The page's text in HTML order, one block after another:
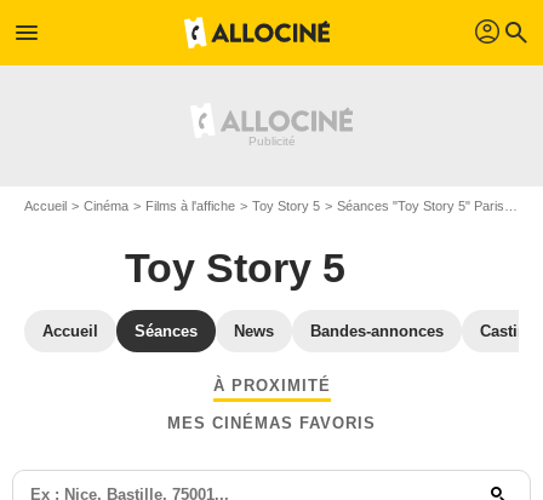
menu profil search
Accueil Cinéma Films à l'affiche Toy Story 5 Séances "Toy Story 5" Paris
Toy Story 5
Accueil Séances News Bandes-annonces Casting
À PROXIMITÉ
MES CINÉMAS FAVORIS